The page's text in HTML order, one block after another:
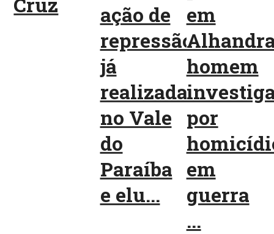
ação de
repressão
já
realizada
no Vale
do
Paraíba
e elu...
em
homem
por
em
guerra
...